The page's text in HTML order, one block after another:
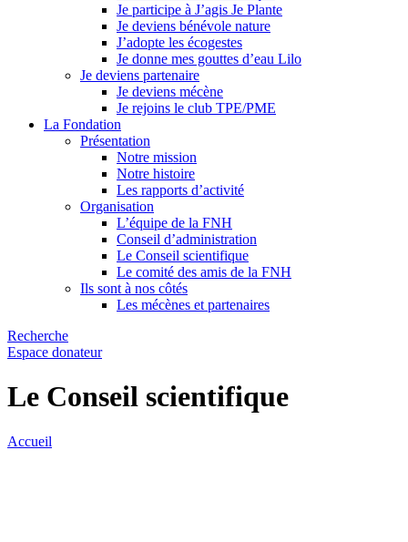
Je participe à J’agis Je Plante
Je deviens bénévole nature
J’adopte les écogestes
Je donne mes gouttes d’eau Lilo
Je deviens partenaire
Je deviens mécène
Je rejoins le club TPE/PME
La Fondation
Présentation
Notre mission
Notre histoire
Les rapports d’activité
Organisation
L’équipe de la FNH
Conseil d’administration
Le Conseil scientifique
Le comité des amis de la FNH
Ils sont à nos côtés
Les mécènes et partenaires
Recherche
Espace donateur
Le Conseil scientifique
Accueil